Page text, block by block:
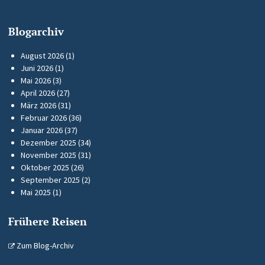
Blogarchiv
August 2026(1)
Juni 2026(1)
Mai 2026(3)
April 2026(27)
März 2026(31)
Februar 2026(36)
Januar 2026(37)
Dezember 2025 (34)
November 2025 (31)
Oktober 2025 (26)
September 2025 (2)
Mai 2025 (1)
Frühere Reisen
Zum Blog-Archiv